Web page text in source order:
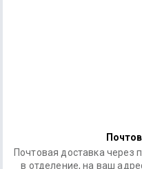
Почтовая доставка через
в отделение, на ваш